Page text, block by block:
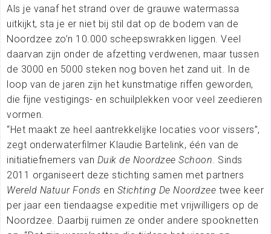
Als je vanaf het strand over de grauwe watermassa
uitkijkt, sta je er niet bij stil dat op de bodem van de
Noordzee zo’n 10.000 scheepswrakken liggen. Veel
daarvan zijn onder de afzetting verdwenen, maar tussen
de 3000 en 5000 steken nog boven het zand uit. In de
loop van de jaren zijn het kunstmatige riffen geworden,
die fijne vestigings- en schuilplekken voor veel zeedieren
vormen.
“Het maakt ze heel aantrekkelijke locaties voor vissers”,
zegt onderwaterfilmer Klaudie Bartelink, één van de
initiatiefnemers van Duik de Noordzee Schoon . Sinds
2011 organiseert deze stichting samen met partners
Wereld Natuur Fonds en Stichting De Noordzee twee keer
per jaar een tiendaagse expeditie met vrijwilligers op de
Noordzee. Daarbij ruimen ze onder andere spooknetten